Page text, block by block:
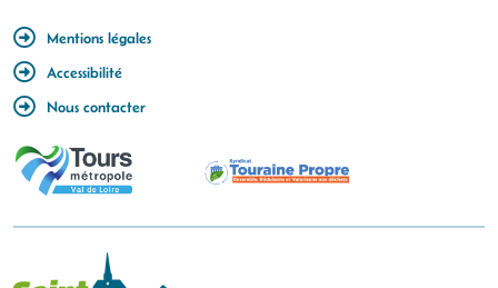
Mentions légales
Accessibilité
Nous contacter